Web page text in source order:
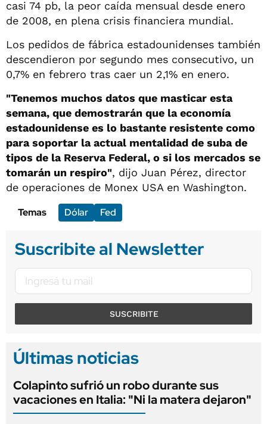
casi 74 pb, la peor caída mensual desde enero
de 2008, en plena crisis financiera mundial.
Los pedidos de fábrica estadounidenses también
descendieron por segundo mes consecutivo, un
0,7% en febrero tras caer un 2,1% en enero.
"Tenemos muchos datos que masticar esta
semana, que demostrarán que la economía
estadounidense es lo bastante resistente como
para soportar la actual mentalidad de suba de
tipos de la Reserva Federal, o si los mercados se
tomarán un respiro", dijo Juan Pérez, director
de operaciones de Monex USA en Washington.
Temas
Dólar Fed
Suscribite al Newsletter
SUSCRIBITE
Últimas noticias
Colapinto sufrió un robo durante sus
vacaciones en Italia: "Ni la matera dejaron"